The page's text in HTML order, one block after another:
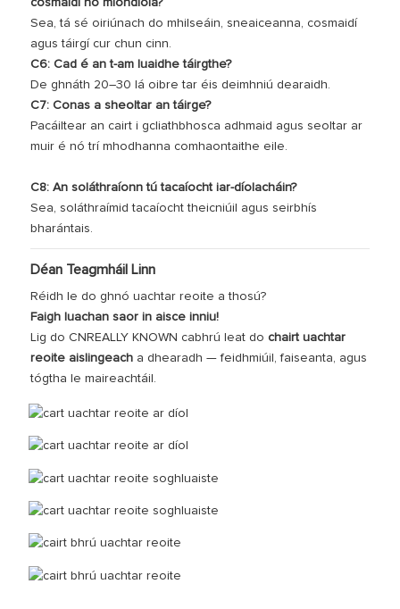
cosmaidí nó miondíola?
Sea, tá sé oiriúnach do mhilseáin, sneaiceanna, cosmaidí
agus táirgí cur chun cinn.
C6: Cad é an t-am luaidhe táirgthe?
De ghnáth 20–30 lá oibre tar éis deimhniú dearaidh.
C7: Conas a sheoltar an táirge?
Pacáiltear an cairt i gcliathbhosca adhmaid agus seoltar ar
muir é nó trí mhodhanna comhaontaithe eile.
C8: An soláthraíonn tú tacaíocht iar-díolacháin?
Sea, soláthraímid tacaíocht theicniúil agus seirbhís
bharántais.
Déan Teagmháil Linn
Réidh le do ghnó uachtar reoite a thosú?
Faigh luachan saor in aisce inniu!
Lig do CNREALLY KNOWN cabhrú leat do chairt uachtar
reoite aislingeacha dhearadh — feidhmiúil, faiseanta, agus
tógtha le maireachtáil.